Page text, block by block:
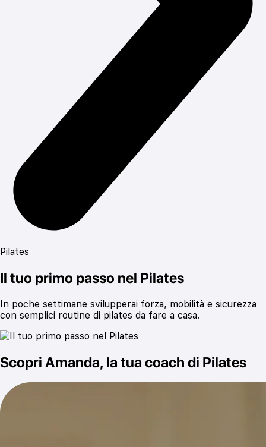
Pilates
Il tuo primo passo nel Pilates
In poche settimane svilupperai forza, mobilità e sicurezza
con semplici routine di pilates da fare a casa.
Scopri Amanda, la tua coach di Pilates